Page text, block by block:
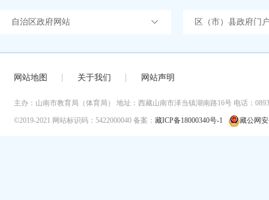
自治区政府网站 区（市）县政府门
网站地图 关于我们 网站声明
主办：山南市教育局（体育局） 地址：西藏山南市泽当镇湖南路16号 电话：
©2019-2021 网站标识码：5422000040 备案： 藏ICP备18000340号-1 藏公网安